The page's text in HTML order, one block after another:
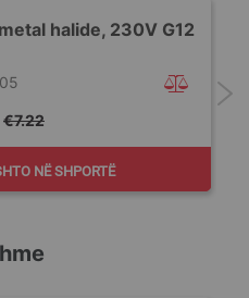
halide, 230V G12
€7.22
NË SHPORTË